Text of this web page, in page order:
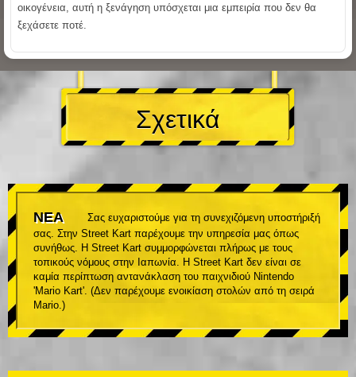
οικογένεια, αυτή η ξενάγηση υπόσχεται μια εμπειρία που δεν θα
ξεχάσετε ποτέ.
Σχετικά
ΝΕΑ
Σας ευχαριστούμε για τη συνεχιζόμενη υποστήριξή
σας. Στην Street Kart παρέχουμε την υπηρεσία μας όπως
συνήθως. Η Street Kart συμμορφώνεται πλήρως με τους
τοπικούς νόμους στην Ιαπωνία. Η Street Kart δεν είναι σε
καμία περίπτωση αντανάκλαση του παιχνιδιού Nintendo
'Mario Kart'. (Δεν παρέχουμε ενοικίαση στολών από τη σειρά
Mario.)